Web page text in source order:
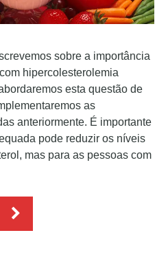
sobre a importância
hipercolesterolemia
esta questão de
as
anteriormente. É importante
pode reduzir os níveis
mas para as pessoas com